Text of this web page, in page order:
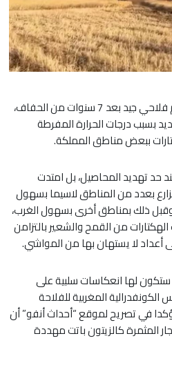
بعدما استبشر الفلاحون بموسم فلاحي جيد بعد 7 سنوات من الحفاف،
بسبب درجات الحرارة المفرطة
ببعض مناطق المملكة.
حد تهديد المحاصيل، بل امتدت
بعدد من المناطق لاسيما بسهول
ذلك بمناطق أخرى بسهول الغرب،
من القمح والشعير بالتزامن
لا يستهان بها من المواشي.
لها انعكاسات سلبية على
المغربية للفلاحة
في تصريح لموقع “أحداث أنفو” أن
المثمرة كالزيتون باتت مهددة